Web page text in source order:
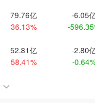
79.76亿
36.13%
-6.05
-
52.81亿
58.41%
-2.80
-